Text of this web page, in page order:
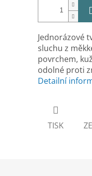
Jednorázové
sluchu z
povrchem,
odolné proti
Detailní
TISK